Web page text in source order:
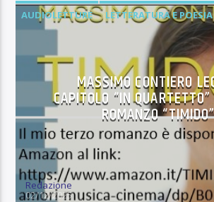
AUDIOLETTURE LETTERATURA E POESIA
MASSIMO CONTIERO
CAPITOLO “IN
ROMANZO
Redazione
02/12/2025